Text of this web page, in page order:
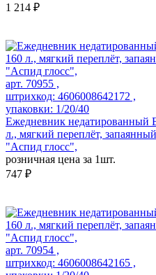
1 214 ₽
арт. 70955 ,
штрихкод: 4606008642172 ,
упаковки: 1/20/40
Ежедневник
л., мягкий переплёт,
"Аспид глосс",
розничная цена за 1шт.
747 ₽
арт. 70954 ,
штрихкод: 4606008642165 ,